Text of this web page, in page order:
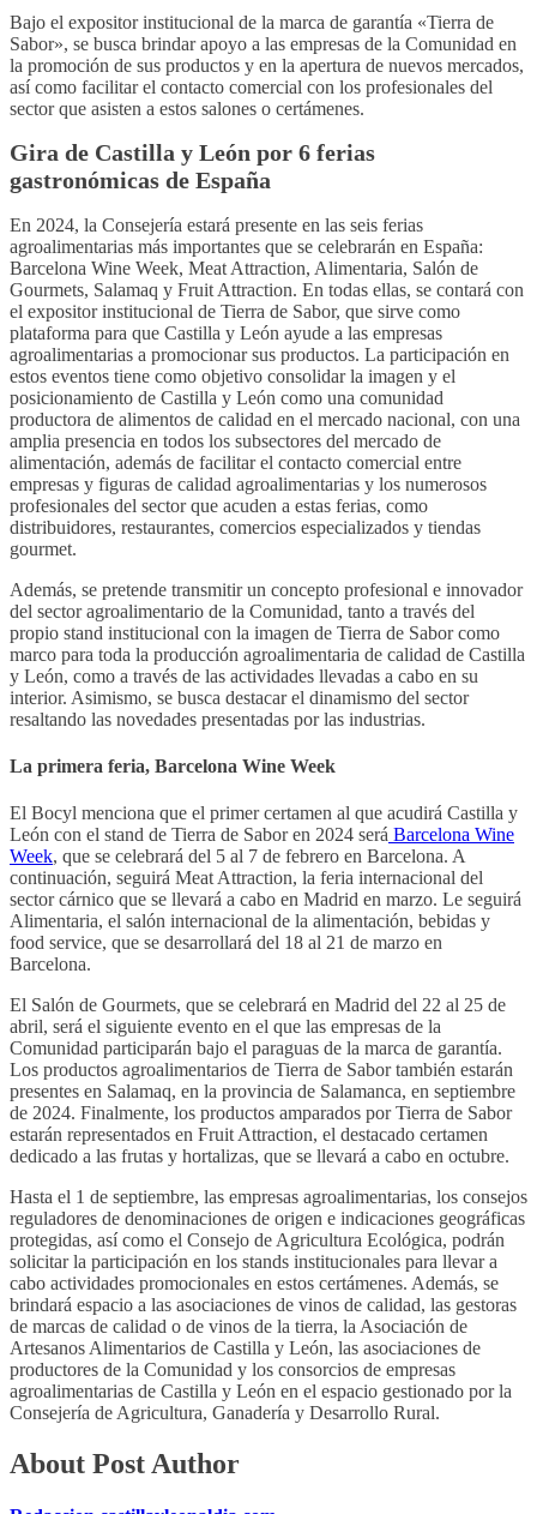
Bajo el expositor institucional de la marca de garantía «Tierra de
Sabor», se busca brindar apoyo a las empresas de la Comunidad en
la promoción de sus productos y en la apertura de nuevos mercados,
así como facilitar el contacto comercial con los profesionales del
sector que asisten a estos salones o certámenes.
Gira de Castilla y León por 6 ferias
gastronómicas de España
En 2024, la Consejería estará presente en las seis ferias
agroalimentarias más importantes que se celebrarán en España:
Barcelona Wine Week, Meat Attraction, Alimentaria, Salón de
Gourmets, Salamaq y Fruit Attraction. En todas ellas, se contará con
el expositor institucional de Tierra de Sabor, que sirve como
plataforma para que Castilla y León ayude a las empresas
agroalimentarias a promocionar sus productos. La participación en
estos eventos tiene como objetivo consolidar la imagen y el
posicionamiento de Castilla y León como una comunidad
productora de alimentos de calidad en el mercado nacional, con una
amplia presencia en todos los subsectores del mercado de
alimentación, además de facilitar el contacto comercial entre
empresas y figuras de calidad agroalimentarias y los numerosos
profesionales del sector que acuden a estas ferias, como
distribuidores, restaurantes, comercios especializados y tiendas
gourmet.
Además, se pretende transmitir un concepto profesional e innovador
del sector agroalimentario de la Comunidad, tanto a través del
propio stand institucional con la imagen de Tierra de Sabor como
marco para toda la producción agroalimentaria de calidad de Castilla
y León, como a través de las actividades llevadas a cabo en su
interior. Asimismo, se busca destacar el dinamismo del sector
resaltando las novedades presentadas por las industrias.
La primera feria, Barcelona Wine Week
El Bocyl menciona que el primer certamen al que acudirá Castilla y
León con el stand de Tierra de Sabor en 2024 será Barcelona Wine
Week, que se celebrará del 5 al 7 de febrero en Barcelona. A
continuación, seguirá Meat Attraction, la feria internacional del
sector cárnico que se llevará a cabo en Madrid en marzo. Le seguirá
Alimentaria, el salón internacional de la alimentación, bebidas y
food service, que se desarrollará del 18 al 21 de marzo en
Barcelona.
El Salón de Gourmets, que se celebrará en Madrid del 22 al 25 de
abril, será el siguiente evento en el que las empresas de la
Comunidad participarán bajo el paraguas de la marca de garantía.
Los productos agroalimentarios de Tierra de Sabor también estarán
presentes en Salamaq, en la provincia de Salamanca, en septiembre
de 2024. Finalmente, los productos amparados por Tierra de Sabor
estarán representados en Fruit Attraction, el destacado certamen
dedicado a las frutas y hortalizas, que se llevará a cabo en octubre.
Hasta el 1 de septiembre, las empresas agroalimentarias, los consejos
reguladores de denominaciones de origen e indicaciones geográficas
protegidas, así como el Consejo de Agricultura Ecológica, podrán
solicitar la participación en los stands institucionales para llevar a
cabo actividades promocionales en estos certámenes. Además, se
brindará espacio a las asociaciones de vinos de calidad, las gestoras
de marcas de calidad o de vinos de la tierra, la Asociación de
Artesanos Alimentarios de Castilla y León, las asociaciones de
productores de la Comunidad y los consorcios de empresas
agroalimentarias de Castilla y León en el espacio gestionado por la
Consejería de Agricultura, Ganadería y Desarrollo Rural.
About Post Author